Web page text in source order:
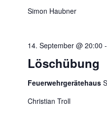
Simon Haubner
Löschübung
14. September @ 20:00
Feuerwehrgerätehaus
Christian Troll